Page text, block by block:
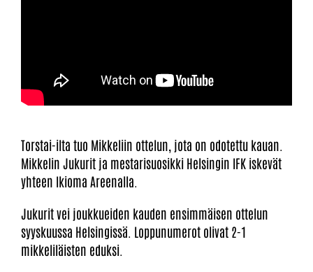
Torstai-ilta tuo Mikkeliin ottelun, jota on odotettu kauan.
Mikkelin Jukurit ja mestarisuosikki Helsingin IFK iskevät
yhteen Ikioma Areenalla.
Jukurit vei joukkueiden kauden ensimmäisen ottelun
syyskuussa Helsingissä. Loppunumerot olivat 2-1
mikkeliläisten eduksi.